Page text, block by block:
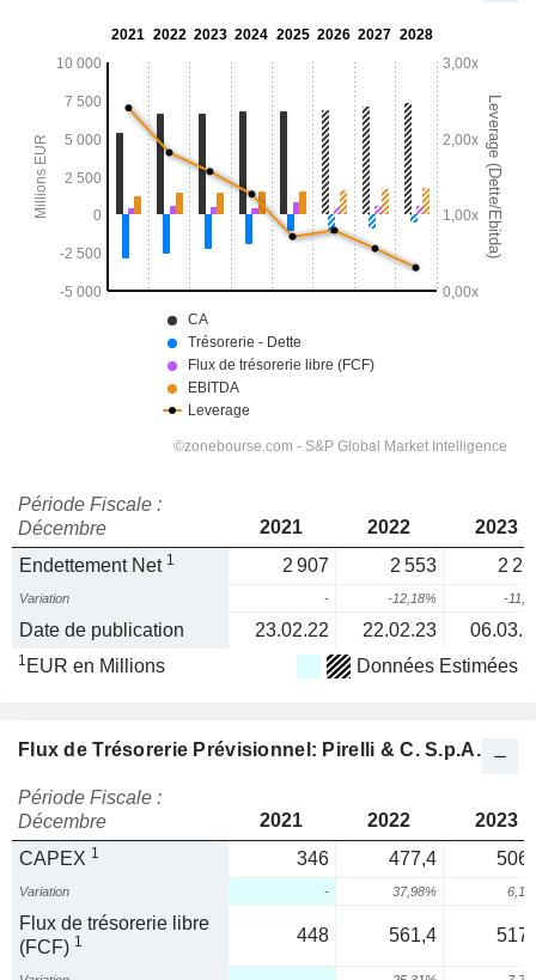
Période Fiscale :
Décembre
2021 2022
2023
Endettement Net 1 2 907 2 553 2
Variation - -12,18% -
Date de publication 23.02.22 22.02.23
1 EUR en Millions Données Estimées
Flux de Trésorerie Prévisionnel: Pirelli & C. S.p.A.
Période Fiscale :
Décembre
2021 2022
2023
CAPEX 1 346 477,4
Variation - 37,98%
Flux de trésorerie libre
(FCF) 1 448 561,4